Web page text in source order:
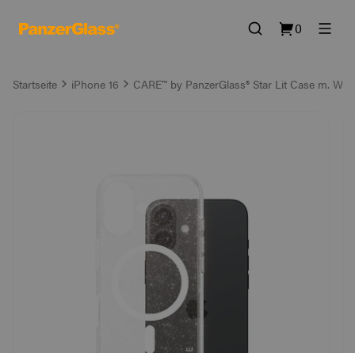
0
Startseite iPhone 16 CARE™ by PanzerGlass® Star Lit Case m.